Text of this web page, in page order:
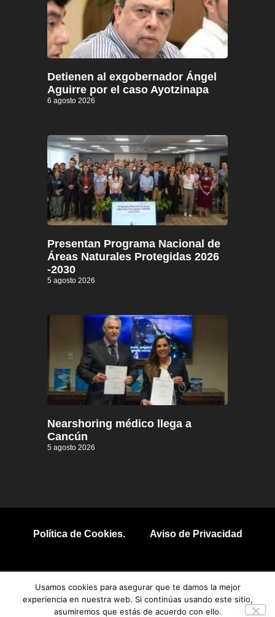
Detienen al exgobernador Ángel
Aguirre por el caso Ayotzinapa
6 agosto 2026
Presentan Programa Nacional de
Áreas Naturales Protegidas 2026
-2030
5 agosto 2026
Nearshoring médico llega a
Cancún
5 agosto 2026
Política de Cookies. Aviso de Privacidad
Usamos cookies para asegurar que te damos la mejor
experiencia en nuestra web. Si continúas usando este sitio,
asumiremos que estás de acuerdo con ello.